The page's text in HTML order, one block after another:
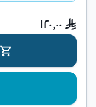
١٢٠٫٠٠